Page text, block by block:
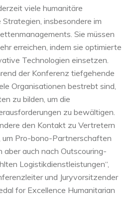
viele humanitäre
insbesondere im
Sie müssen
erreichen, indem sie optimierte
Technologien einsetzen.
der Konferenz tiefgehende
Organisationen bestrebt sind,
zu bilden, um die
zu bewältigen.
den Kontakt zu Vertretern
Pro-bono-Partnerschaften
aber auch nach Outscouring-
Logistikdienstleistungen“,
und Juryvorsitzender
for Excellence Humanitarian